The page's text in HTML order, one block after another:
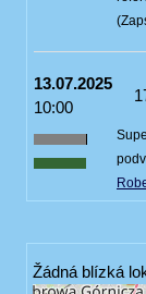
13.07.2025
10:00
Žádná blízká